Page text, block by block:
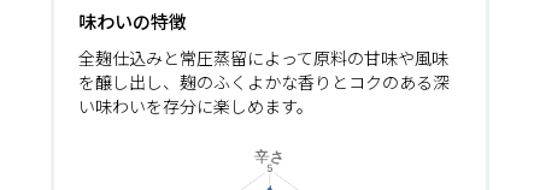
味わいの特徴
全麹仕込みと常圧蒸留によって原料の甘味や風味
を醸し出し、麹のふくよかな香りとコクのある深
い味わいを存分に楽しめます。